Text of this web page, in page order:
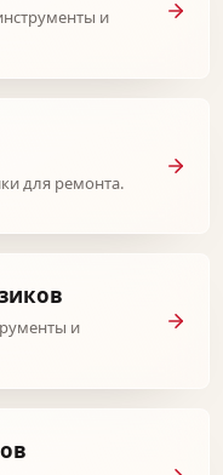
и
для ремонта.
и